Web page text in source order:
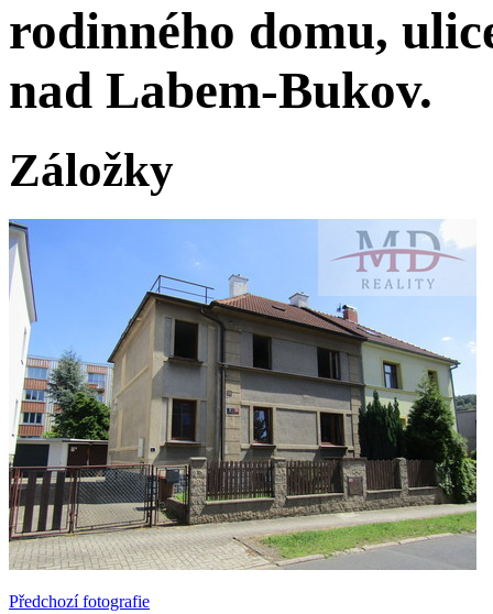
rodinného domu,
nad Labem-Bukov.
Záložky
Předchozí fotografie